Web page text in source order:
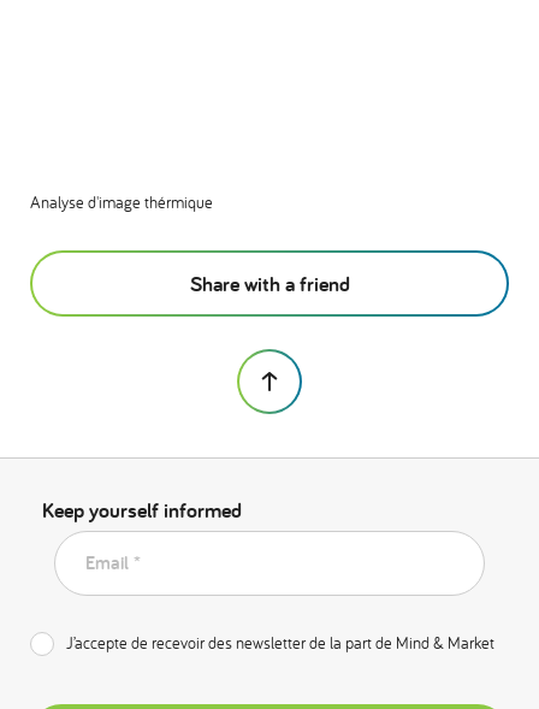
Analyse d'image thérmique
Share with a friend
Keep yourself informed
Email *
J’accepte de recevoir des newsletter de la part de Mind & Market